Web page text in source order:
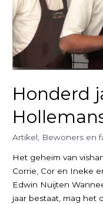
Honderd
Artikel Bewoners en
Het geheim van
Corrie, Cor en Ineke
Edwin Nuijten
jaar bestaat, mag het